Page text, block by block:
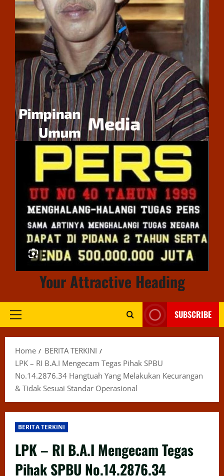
Your Attractive Heading
Primary
SUBSCRIBE
Home
BERITA TERKINI
LPK – RI B.A.I Mengecam Tegas Pihak SPBU
No.14.2876.34 Hangtuah Yang Melakukan Kecurangan
& Tidak Sesuai Standar Operasional
BERITA TERKINI
LPK – RI B.A.I Mengecam Tegas
Pihak SPBU No.14.2876.34